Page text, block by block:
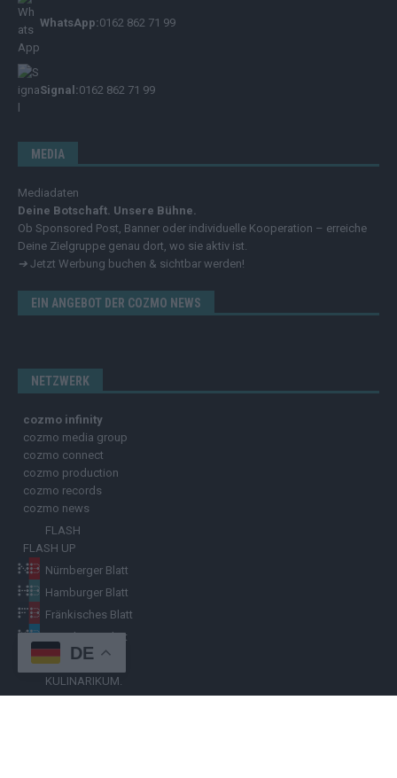
WhatsApp:0162 862 71 99
Signal:0162 862 71 99
MEDIA
Mediadaten
Deine Botschaft. Unsere Bühne.
Ob Sponsored Post, Banner oder individuelle Kooperation – erreiche
Deine Zielgruppe genau dort, wo sie aktiv ist.
➔ Jetzt Werbung buchen & sichtbar werden!
EIN ANGEBOT DER COZMO NEWS
NETZWERK
cozmo infinity
cozmo media group
cozmo connect
cozmo production
cozmo records
cozmo news
FLASH
FLASH UP
Nürnberger Blatt
Hamburger Blatt
Fränkisches Blatt
Münchener Blatt
Stuttgarter Blatt
KULINARIKUM.
DE